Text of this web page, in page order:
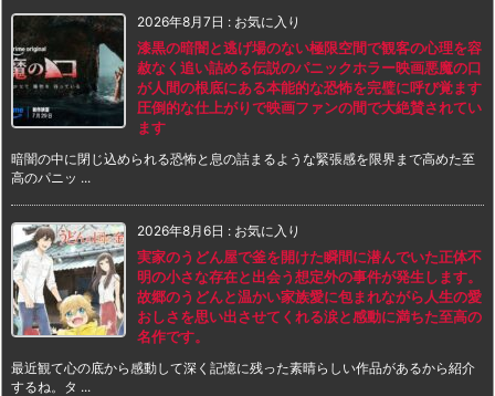
2026年8月7日 : お気に入り
漆黒の暗闇と逃げ場のない極限空間で観客の心理を容
赦なく追い詰める伝説のパニックホラー映画悪魔の口
が人間の根底にある本能的な恐怖を完璧に呼び覚ます
圧倒的な仕上がりで映画ファンの間で大絶賛されてい
ます
暗闇の中に閉じ込められる恐怖と息の詰まるような緊張感を限界まで高めた至
高のパニッ ...
2026年8月6日 : お気に入り
実家のうどん屋で釜を開けた瞬間に潜んでいた正体不
明の小さな存在と出会う想定外の事件が発生します。
故郷のうどんと温かい家族愛に包まれながら人生の愛
おしさを思い出させてくれる涙と感動に満ちた至高の
名作です。
最近観て心の底から感動して深く記憶に残った素晴らしい作品があるから紹介
するね。タ ...